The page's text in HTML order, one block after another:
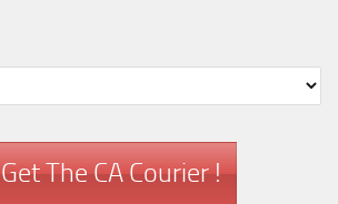
Get The CA Courier !